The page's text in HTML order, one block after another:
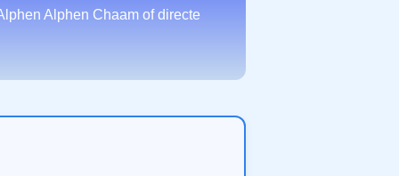
Alphen Chaam of directe